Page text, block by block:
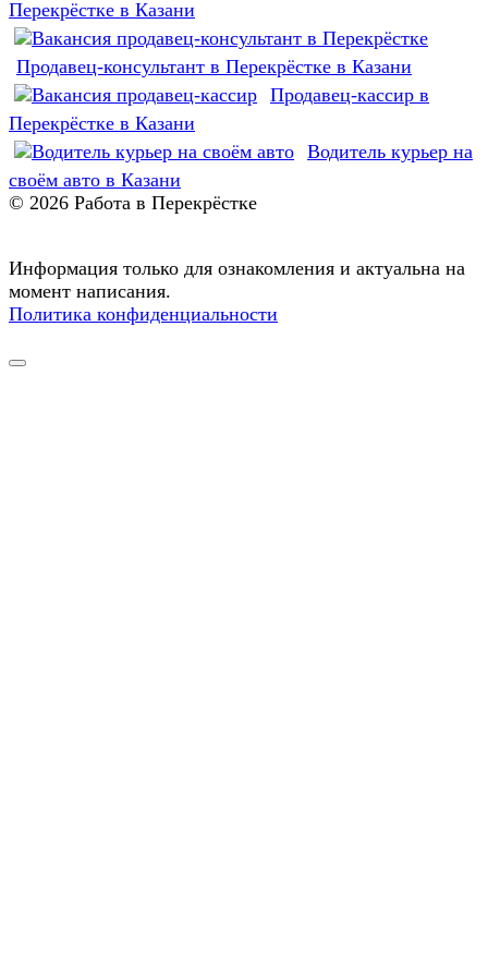
Перекрёстке в Казани
Продавец-консультант в Перекрёстке в Казани
Продавец-кассир в
Перекрёстке в Казани
Водитель курьер на
своём авто в Казани
© 2026 Работа в Перекрёстке
Информация только для ознакомления и актуальна на
момент написания.
Политика конфиденциальности